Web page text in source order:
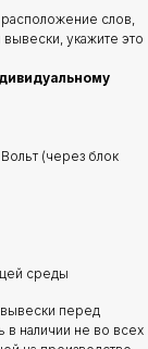
слов,
укажите это
(через блок
среды
перед
в наличии не во всех